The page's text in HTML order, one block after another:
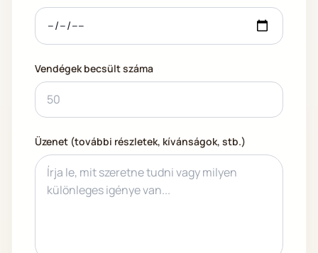
Vendégek becsült száma
Üzenet (további részletek, kívánságok, stb.)